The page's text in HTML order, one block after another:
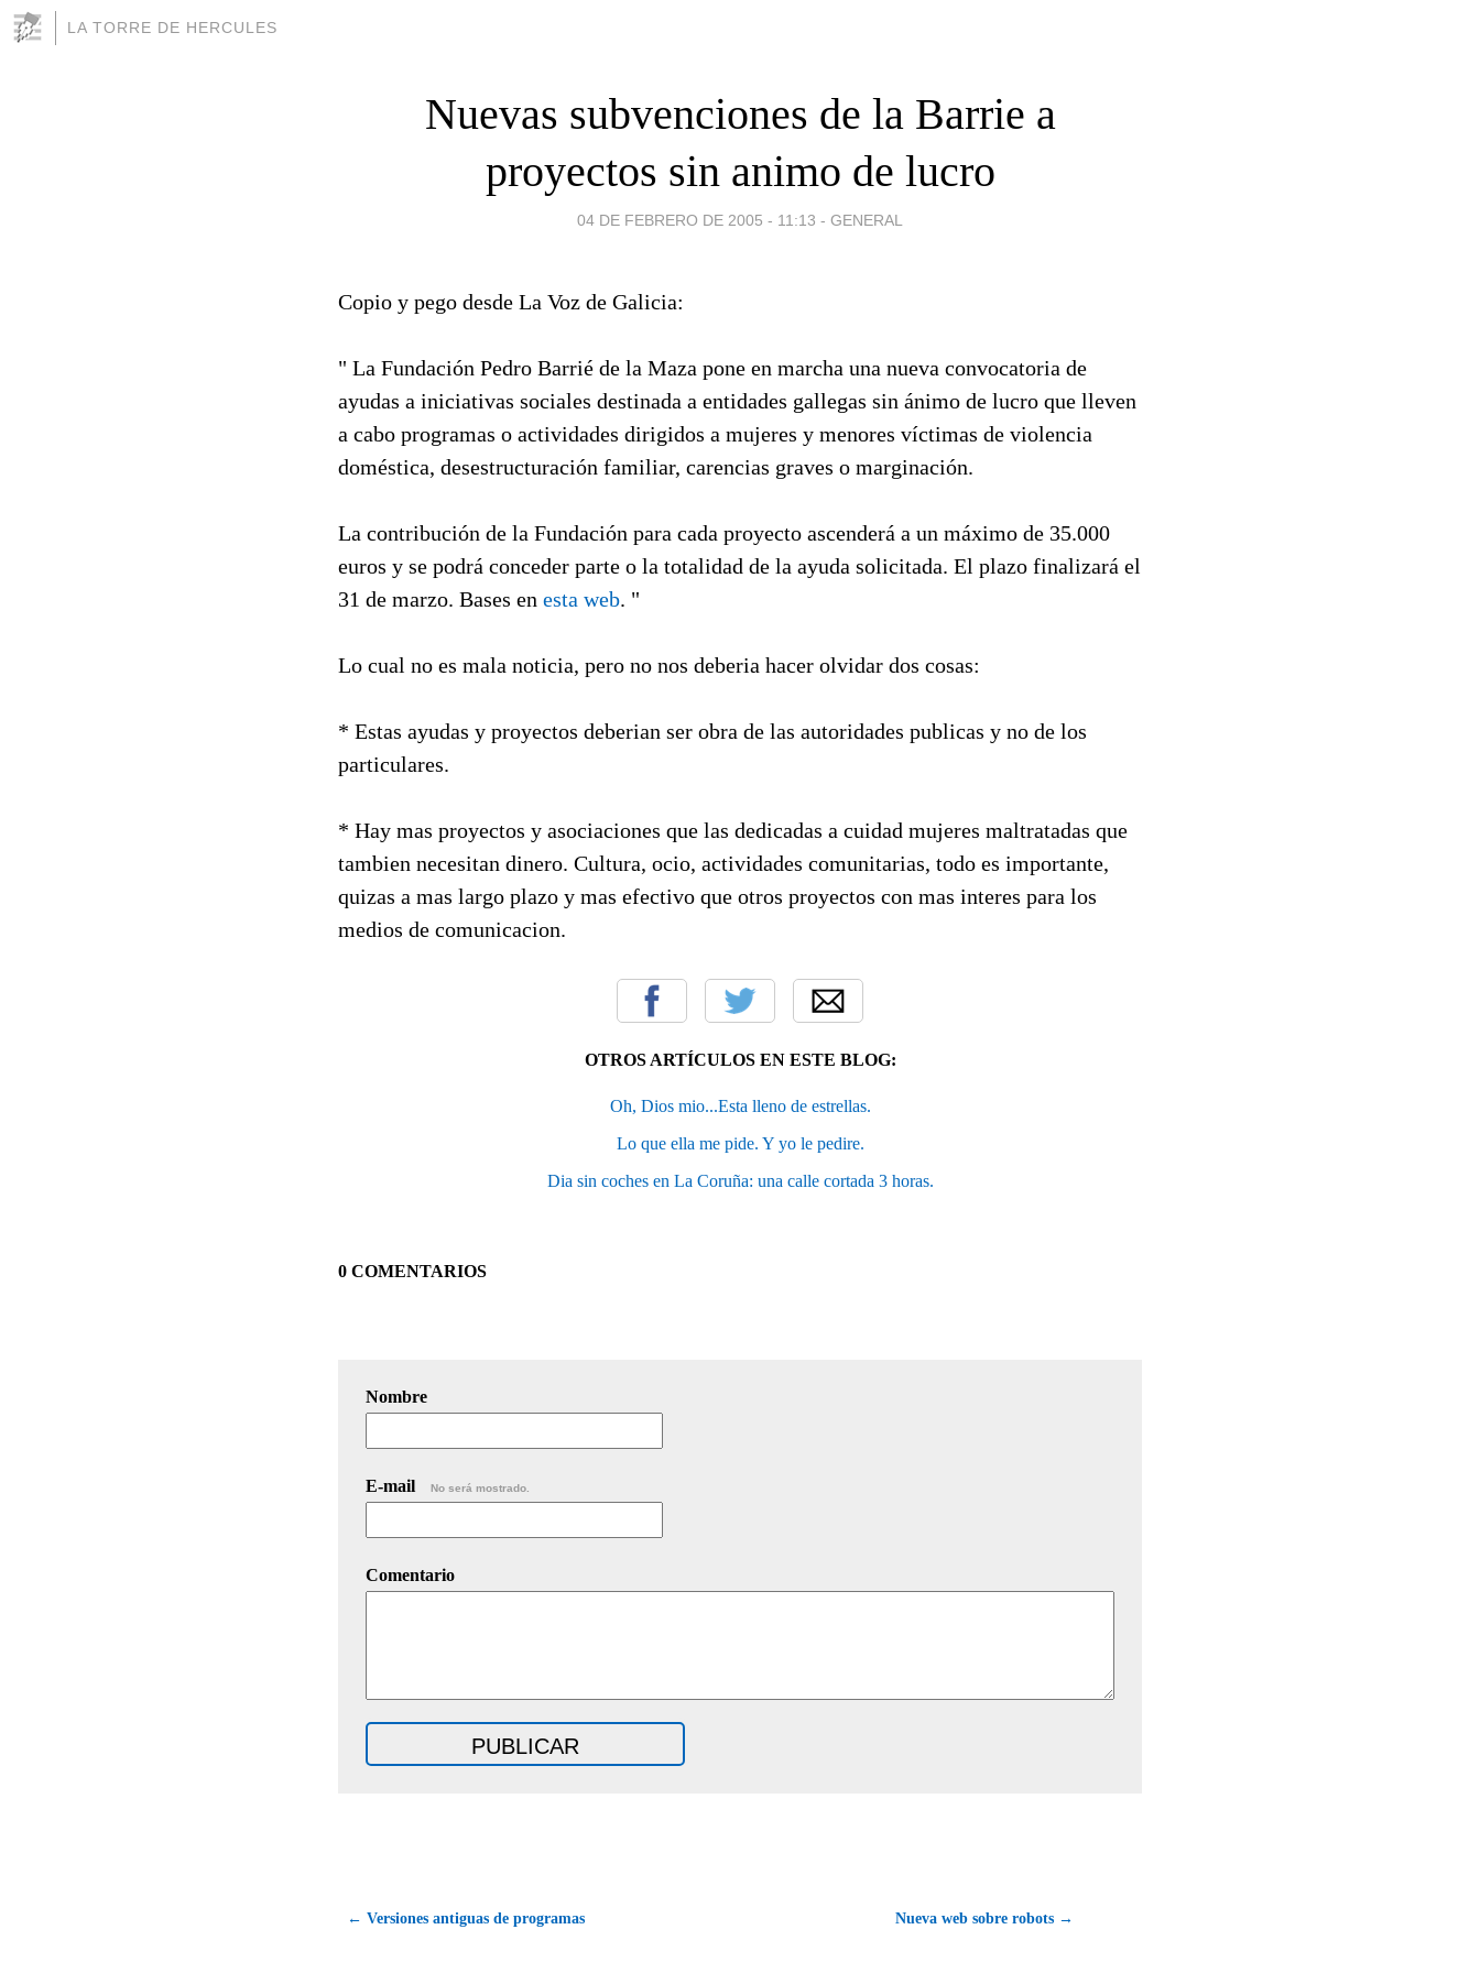
LA TORRE DE HERCULES
Nuevas subvenciones de la Barrie a
proyectos sin animo de lucro
04 DE FEBRERO DE 2005 - 11:13 - GENERAL
Copio y pego desde La Voz de Galicia:
" La Fundación Pedro Barrié de la Maza pone en marcha una nueva convocatoria de
ayudas a iniciativas sociales destinada a entidades gallegas sin ánimo de lucro que lleven
a cabo programas o actividades dirigidos a mujeres y menores víctimas de violencia
doméstica, desestructuración familiar, carencias graves o marginación.
La contribución de la Fundación para cada proyecto ascenderá a un máximo de 35.000
euros y se podrá conceder parte o la totalidad de la ayuda solicitada. El plazo finalizará el
31 de marzo. Bases en esta web. "
Lo cual no es mala noticia, pero no nos deberia hacer olvidar dos cosas:
* Estas ayudas y proyectos deberian ser obra de las autoridades publicas y no de los
particulares.
* Hay mas proyectos y asociaciones que las dedicadas a cuidad mujeres maltratadas que
tambien necesitan dinero. Cultura, ocio, actividades comunitarias, todo es importante,
quizas a mas largo plazo y mas efectivo que otros proyectos con mas interes para los
medios de comunicacion.
OTROS ARTÍCULOS EN ESTE BLOG:
Oh, Dios mio...Esta lleno de estrellas.
Lo que ella me pide. Y yo le pedire.
Dia sin coches en La Coruña: una calle cortada 3 horas.
0 COMENTARIOS
Nombre
E-mail No será mostrado.
Comentario
← Versiones antiguas de programas Nueva web sobre robots →